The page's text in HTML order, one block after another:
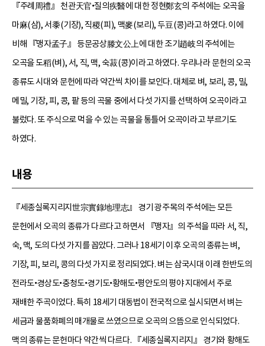
『주례周禮』 천관天官•질의疾醫에 대한 정현鄭玄의 주석에는 오곡을
마麻(삼), 서黍(기장), 직稷(피), 맥麥(보리), 두豆(콩)라고 하였다. 이에
비해 『맹자孟子』 등문공상滕文公上에 대한 조기趙岐의 주석에는
오곡을 도稻(벼), 서, 직, 맥, 숙菽(콩)이라고 하였다. 우리나라 문헌의 오곡
종류도 시대와 문헌에 따라 약간씩 차이를 보인다. 대체로 벼, 보리, 콩, 밀,
메밀, 기장, 피, 콩, 팥 등의 곡물 중에서 다섯 가지를 선택하여 오곡이라고
불렀다. 또 주식으로 먹을 수 있는 곡물을 통틀어 오곡이라고 부르기도
하였다.
내용
『세종실록지리지世宗實錄地理志』 경기 광주목의 주석에는 모든
문헌에서 오곡의 종류가 다르다고 하면서 『맹자』의 주석을 따라 서, 직,
숙, 맥, 도의 다섯 가지를 꼽았다. 그러나 18세기 이후 오곡의 종류는 벼,
기장, 피, 보리, 콩의 다섯 가지로 정리되었다. 벼는 삼국시대 이래 한반도의
전라도•경상도•충청도•경기도•황해도•평안도의 평야 지대에서 주로
재배한 주곡이었다. 특히 18세기 대동법이 전국적으로 실시되면서 벼는
세금과 물품화폐의 매개물로 쓰였으므로 오곡의 으뜸으로 인식되었다.
맥의 종류는 문헌마다 약간씩 다르다. 『세종실록지리지』 경기와 황해도